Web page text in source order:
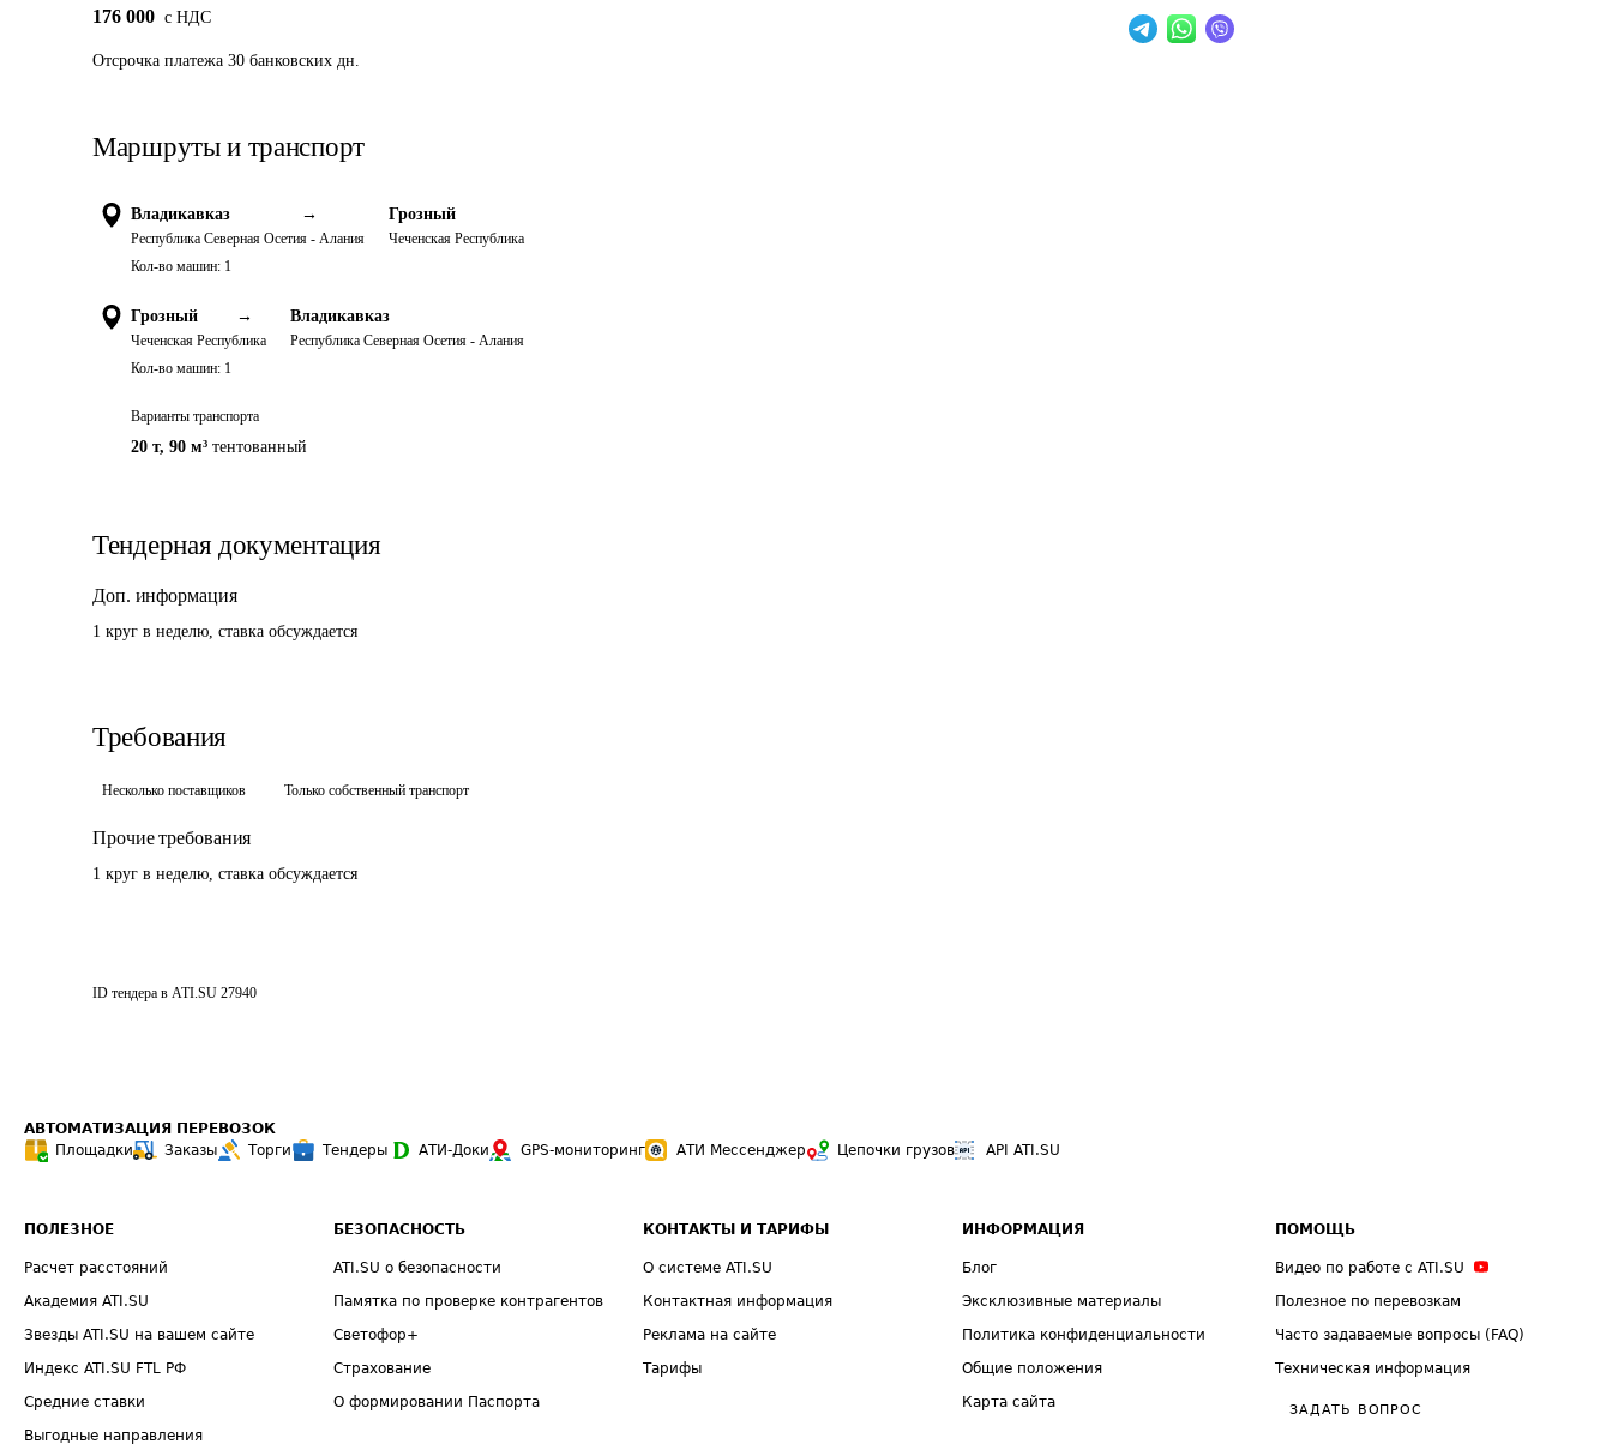
176 000 c НДС
Отсрочка платежа 30 банковских дн.
Маршруты и транспорт
Владикавказ →
Республика Северная Осетия - Алания
Грозный
Чеченская Республика
Кол-во машин: 1
Грозный →
Чеченская Республика
Владикавказ
Республика Северная Осетия - Алания
Кол-во машин: 1
Варианты транспорта
20 т, 90 м³ тентованный
Тендерная документация
Доп. информация
1 круг в неделю, ставка обсуждается
Требования
Несколько поставщиков Только собственный транспорт
Прочие требования
1 круг в неделю, ставка обсуждается
ID тендера в ATI.SU 27940
АВТОМАТИЗАЦИЯ ПЕРЕВОЗОК
Площадки
Заказы Торги Тендеры АТИ-Доки GPS-мониторинг АТИ Мессенджер Цепочки грузов API ATI.SU
ПОЛЕЗНОЕ
Расчет расстояний
Академия ATI.SU
Звезды ATI.SU на вашем сайте
Индекс ATI.SU FTL РФ
Средние ставки
Выгодные направления
БЕЗОПАСНОСТЬ
ATI.SU о безопасности
Памятка по проверке контрагентов
Светофор+
Страхование
О формировании Паспорта
КОНТАКТЫ И ТАРИФЫ
О системе ATI.SU
Контактная информация
Реклама на сайте
Тарифы
ИНФОРМАЦИЯ
Блог
Эксклюзивные материалы
Политика конфиденциальности
Общие положения
Карта сайта
ПОМОЩЬ
Видео по работе с ATI.SU
Полезное по перевозкам
Часто задаваемые вопросы (FAQ)
Техническая информация
ЗАДАТЬ ВОПРОС